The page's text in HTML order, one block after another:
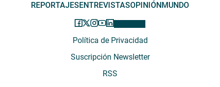
REPORTAJESENTREVISTASOPINIÓNMUNDO
Política de Privacidad
Suscripción Newsletter
RSS